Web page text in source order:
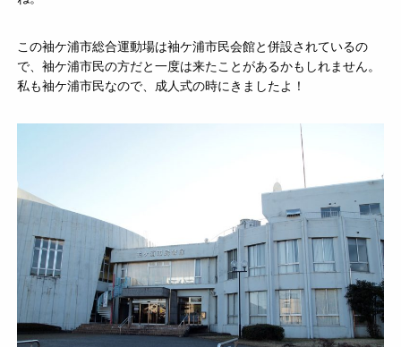
この袖ケ浦市総合運動場は袖ケ浦市民会館と併設されているの
で、袖ケ浦市民の方だと一度は来たことがあるかもしれません。
私も袖ケ浦市民なので、成人式の時にきましたよ！